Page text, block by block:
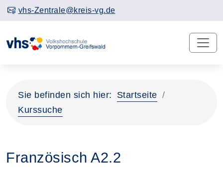
vhs-Zentrale@kreis-vg.de
Sie befinden sich hier:
Startseite
Kurssuche
Französisch A2.2